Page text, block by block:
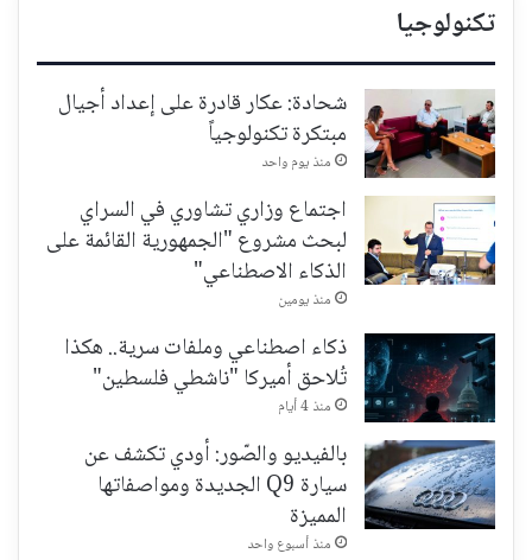
تكنولوجيا
شحادة: عكار قادرة على إعداد أجيال
مبتكرة تكنولوجياً
منذ يوم واحد
اجتماع وزاري تشاوري في السراي
لبحث مشروع "الجمهورية القائمة على
الذكاء الاصطناعي"
منذ يومين
ذكاء اصطناعي وملفات سرية.. هكذا
تُلاحق أميركا "ناشطي فلسطين"
منذ 4 أيام
بالفيديو والصّور: أودي تكشف عن
سيارة Q9 الجديدة ومواصفاتها
المميزة
منذ أسبوع واحد